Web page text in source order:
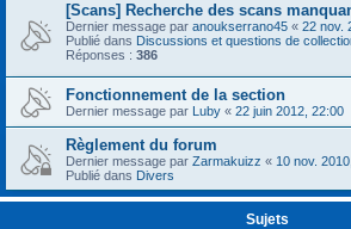
[Scans] Recherche des scans
Dernier message par anoukserrano45 « 22 nov.
Publié dans Discussions et questions de
Réponses : 386
Fonctionnement de la section
Dernier message par Luby « 22 juin 2012, 22:00
Règlement du forum
Dernier message par Zarmakuizz « 10 nov.
Publié dans Divers
Sujets